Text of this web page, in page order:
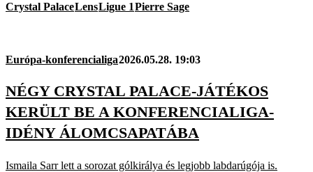
Crystal PalaceLensLigue 1Pierre Sage
Európa-konferencialiga2026.05.28. 19:03
NÉGY CRYSTAL PALACE-JÁTÉKOS
KERÜLT BE A KONFERENCIALIGA-
IDÉNY ÁLOMCSAPATÁBA
Ismaila Sarr lett a sorozat gólkirálya és legjobb labdarúgója is.